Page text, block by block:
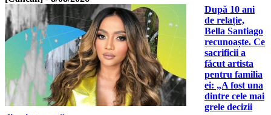
După 10 ani
de relație,
Bella Santiago
recunoaște. Ce
sacrificii a
făcut artista
pentru familia
ei: „A fost una
dintre cele mai
grele decizii